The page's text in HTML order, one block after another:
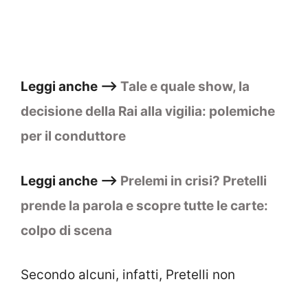
Leggi anche –> Tale e quale show, la
decisione della Rai alla vigilia: polemiche
per il conduttore
Leggi anche –> Prelemi in crisi? Pretelli
prende la parola e scopre tutte le carte:
colpo di scena
Secondo alcuni, infatti, Pretelli non